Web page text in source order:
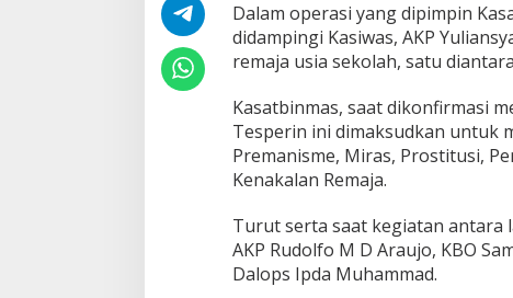
Dalam operasi yang dipimpin
didampingi Kasiwas, AKP
remaja usia sekolah, satu
Kasatbinmas, saat dikonfirmasi
Tesperin ini dimaksudkan untuk
Premanisme, Miras, Prostitusi,
Kenakalan Remaja.
Turut serta saat kegiatan antara
AKP Rudolfo M D Araujo, KBO
Dalops Ipda Muhammad.